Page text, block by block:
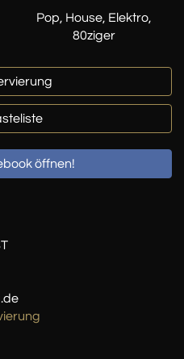
Pop, House, Elektro,
80ziger
öffnen!